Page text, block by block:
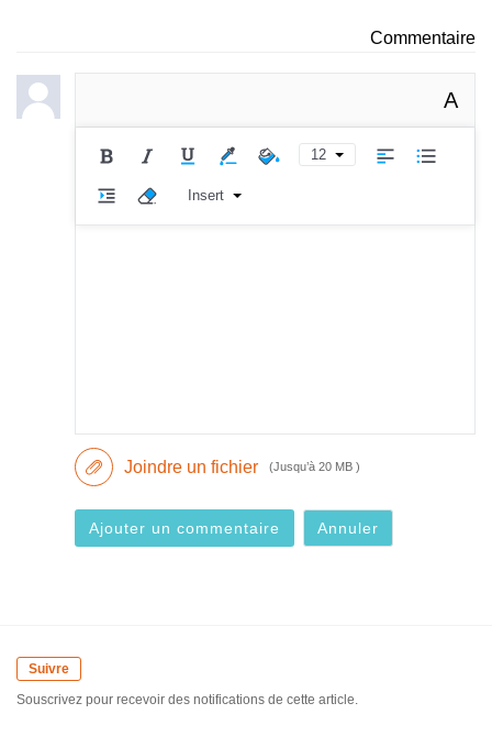
Commentaire
A
12
Insert
Joindre un fichier (Jusqu’à 20 MB )
Ajouter un commentaire Annuler
Suivre
Souscrivez pour recevoir des notifications de cette article.